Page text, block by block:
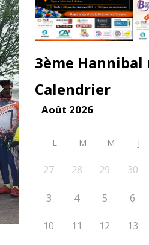
3ème
Calendrier
Août 2026
L M M J
27 28 29 30
3 4 5 6
10 11 12 13